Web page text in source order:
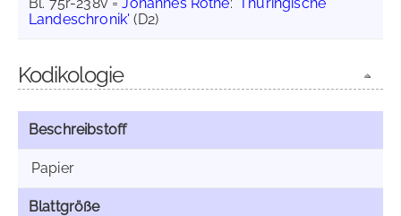
Landeschronik' (D2)
Kodikologie
Beschreibstoff
Papier
Blattgröße